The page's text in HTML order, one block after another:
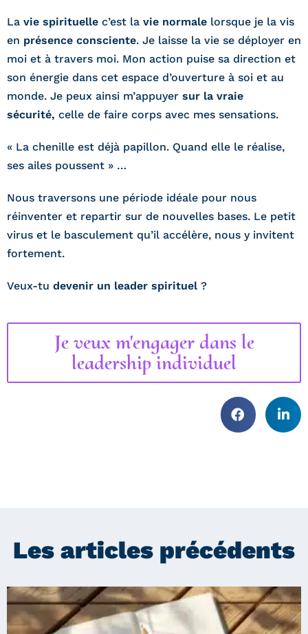
La vie spirituelle c’est la vie normale lorsque je la vis
en présence consciente. Je laisse la vie se déployer en
moi et à travers moi. Mon action puise sa direction et
son énergie dans cet espace d’ouverture à soi et au
monde. Je peux ainsi m’appuyer sur la vraie
sécurité, celle de faire corps avec mes sensations.
« La chenille est déjà papillon. Quand elle le réalise,
ses ailes poussent » …
Nous traversons une période idéale pour nous
réinventer et repartir sur de nouvelles bases. Le petit
virus et le basculement qu’il accélère, nous y invitent
fortement.
Veux-tu devenir un leader spirituel ?
Je veux m'engager dans le
leadership individuel
Les articles précédents